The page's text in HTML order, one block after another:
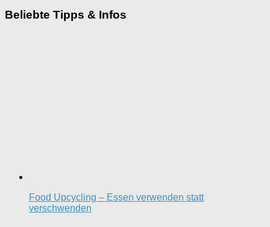
Beliebte Tipps & Infos
Food Upcycling – Essen verwenden statt
verschwenden